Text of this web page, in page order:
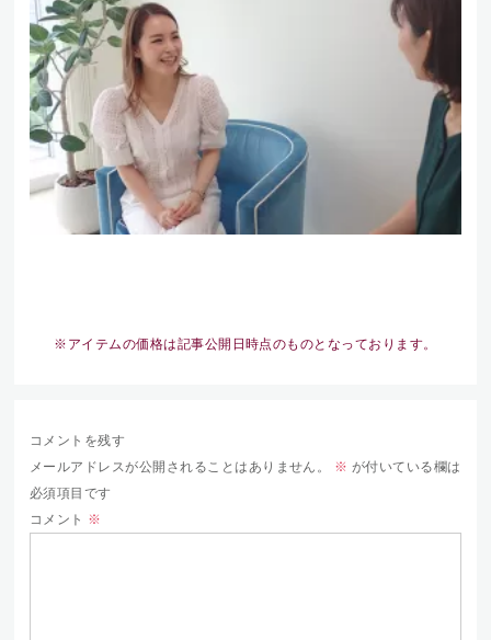
※アイテムの価格は記事公開日時点のものとなっております。
コメントを残す
メールアドレスが公開されることはありません。
※ が付いている欄は
必須項目です
コメント ※